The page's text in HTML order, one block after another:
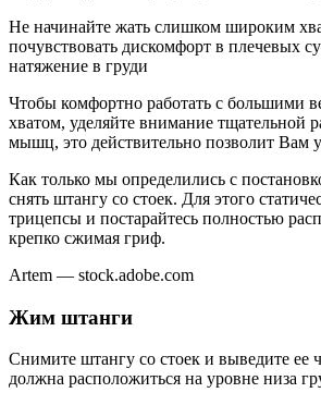
Не начинайте жать слишком широким
почувствовать дискомфорт в плечевых
натяжение в груди
Чтобы комфортно работать с большими
хватом, уделяйте внимание тщательной
мышц, это действительно позволит Вам
Как только мы определились с
снять штангу со стоек. Для этого
трицепсы и постарайтесь полностью
крепко сжимая гриф.
Artem — stock.adobe.com
Жим штанги
Снимите штангу со стоек и выведите ее
должна расположиться на уровне низа